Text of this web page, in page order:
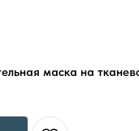
маска на